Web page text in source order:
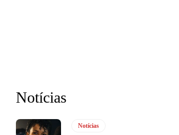
Notícias
Notícias